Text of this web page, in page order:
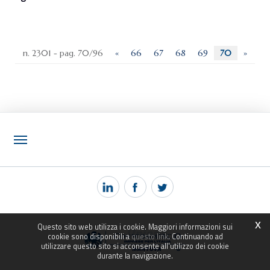
n. 2301 - pag. 70/96 « 66 67 68 69 70 »
NOTIZIE
PEC MANTOVA MAIL
TOP RICERCHE
SITEMAP
x
Questo sito web utilizza i cookie. Maggiori informazioni sui
cookie sono disponibili aquesto link. Continuando ad
utilizzare questo sito si acconsente all'utilizzo dei cookie
durante la navigazione.